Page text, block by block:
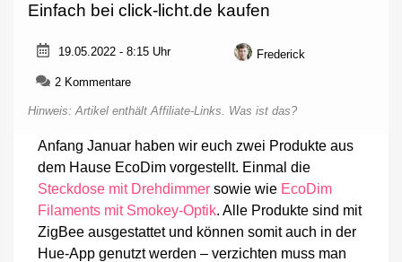
Einfach bei click-licht.de kaufen
19.05.2022 - 8:15 Uhr Frederick
2 Kommentarezu
Filaments
Drehdimmer
jetzt
in
erhältlich
Hinweis: Artikel enthält Affiliate-Links. Was ist das?
Anfang Januar haben wir euch zwei Produkte aus
dem Hause EcoDim vorgestellt. Einmal die
Steckdose mit Drehdimmer sowie wie EcoDim
Filaments mit Smokey-Optik. Alle Produkte sind mit
ZigBee ausgestattet und können somit auch in der
Hue-App genutzt werden – verzichten muss man